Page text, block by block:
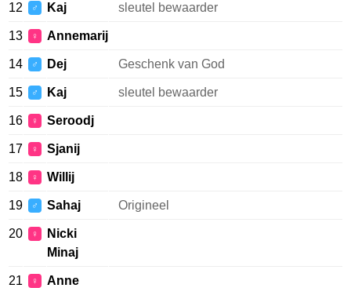
12 ♂ Kaj sleutel bewaarder
13 ♀ Annemarij
14 ♂ Dej Geschenk van God
15 ♂ Kaj sleutel bewaarder
16 ♀ Seroodj
17 ♀ Sjanij
18 ♀ Willij
19 ♂ Sahaj Origineel
20 ♀
Nicki
Minaj
21 ♀
Anne